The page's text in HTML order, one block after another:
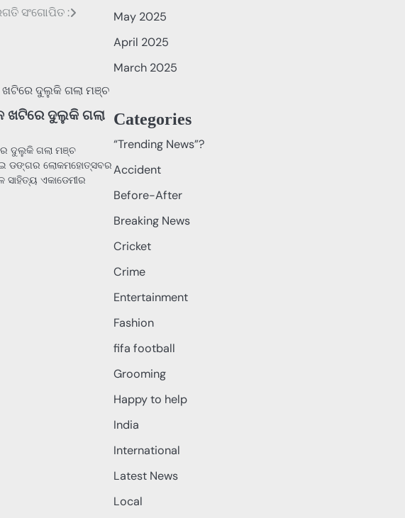
ସଂଗୋପିତ :
ଖଟିରେ ଦୁଲୁକି ଗଲା
ଦୁଲୁକି ଗଲା ମଞ୍ଚ
ଡଙ୍ଗର ଲୋକମହୋତ୍ସବର
ଏକାଡେମୀର
May 2025
April 2025
March 2025
Categories
“Trending News”?
Accident
Before-After
Breaking News
Cricket
Crime
Entertainment
Fashion
fifa football
Grooming
Happy to help
India
International
Latest News
Local